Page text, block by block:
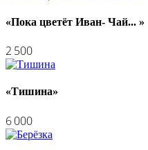
«Пока цветёт Иван- Чай... »
2 500
«Тишина»
6 000